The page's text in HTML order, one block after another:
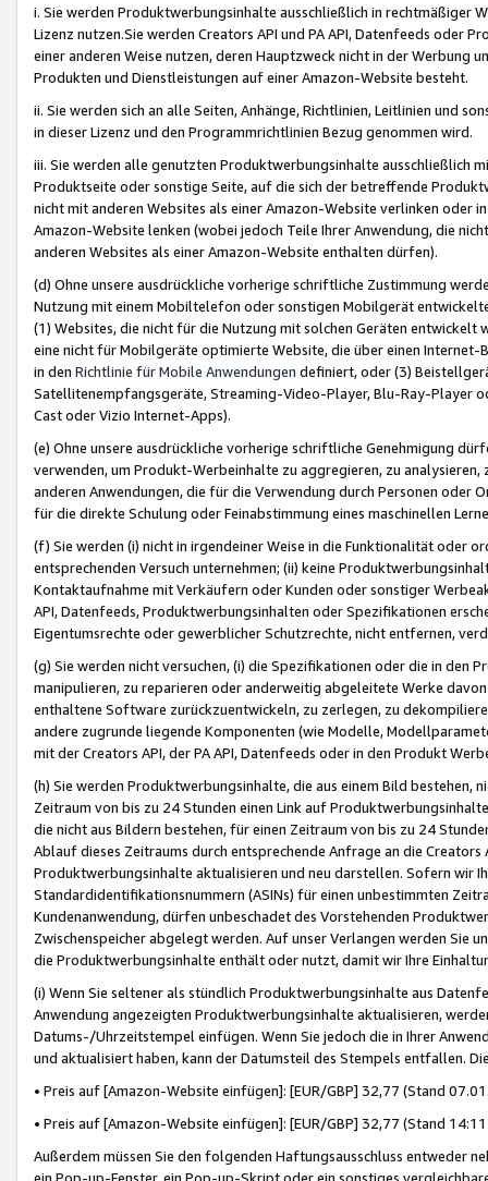
i. Sie werden Produktwerbungsinhalte ausschließlich in rechtmäßiger
Lizenz nutzen.Sie werden Creators API und PA API, Datenfeeds oder
einer anderen Weise nutzen, deren Hauptzweck nicht in der Werbung
Produkten und Dienstleistungen auf einer Amazon-Website besteht.
ii. Sie werden sich an alle Seiten, Anhänge, Richtlinien, Leitlinien und
in dieser Lizenz und den Programmrichtlinien Bezug genommen wird.
iii. Sie werden alle genutzten Produktwerbungsinhalte ausschließlich
Produktseite oder sonstige Seite, auf die sich der betreffende
nicht mit anderen Websites als einer Amazon-Website verlinken oder
Amazon-Website lenken (wobei jedoch Teile Ihrer Anwendung, die
anderen Websites als einer Amazon-Website enthalten dürfen).
(d) Ohne unsere ausdrückliche vorherige schriftliche Zustimmung
Nutzung mit einem Mobiltelefon oder sonstigen Mobilgerät
(1) Websites, die nicht für die Nutzung mit solchen Geräten
eine nicht für Mobilgeräte optimierte Website, die über einen
in den Richtlinie für Mobile Anwendungen definiert, oder (3)
Satellitenempfangsgeräte, Streaming-Video-Player, Blu-Ray-Player
Cast oder Vizio Internet-Apps).
(e) Ohne unsere ausdrückliche vorherige schriftliche Genehmigung
verwenden, um Produkt-Werbeinhalte zu aggregieren, zu
anderen Anwendungen, die für die Verwendung durch Personen
für die direkte Schulung oder Feinabstimmung eines maschinellen
(f) Sie werden (i) nicht in irgendeiner Weise in die Funktionalität oder
entsprechenden Versuch unternehmen; (ii) keine
Kontaktaufnahme mit Verkäufern oder Kunden oder sonstiger
API, Datenfeeds, Produktwerbungsinhalten oder Spezifikationen
Eigentumsrechte oder gewerblicher Schutzrechte, nicht entfernen,
(g) Sie werden nicht versuchen, (i) die Spezifikationen oder die in
manipulieren, zu reparieren oder anderweitig abgeleitete Werke
enthaltene Software zurückzuentwickeln, zu zerlegen, zu
andere zugrunde liegende Komponenten (wie Modelle,
mit der Creators API, der PA API, Datenfeeds oder in den Produkt
(h) Sie werden Produktwerbungsinhalte, die aus einem Bild bestehen,
Zeitraum von bis zu 24 Stunden einen Link auf
die nicht aus Bildern bestehen, für einen Zeitraum von bis zu 24
Ablauf dieses Zeitraums durch entsprechende Anfrage an die
Produktwerbungsinhalte aktualisieren und neu darstellen. Sofern wir
Standardidentifikationsnummern (ASINs) für einen unbestimmten
Kundenanwendung, dürfen unbeschadet des Vorstehenden
Zwischenspeicher abgelegt werden. Auf unser Verlangen werden Sie
die Produktwerbungsinhalte enthält oder nutzt, damit wir Ihre
(i) Wenn Sie seltener als stündlich Produktwerbungsinhalte aus
Anwendung angezeigten Produktwerbungsinhalte aktualisieren,
Datums-/Uhrzeitstempel einfügen. Wenn Sie jedoch die in Ihrer
und aktualisiert haben, kann der Datumsteil des Stempels entfallen.
• Preis auf [Amazon-Website einfügen]: [EUR/GBP] 32,77 (Stand
• Preis auf [Amazon-Website einfügen]: [EUR/GBP] 32,77 (Stand
Außerdem müssen Sie den folgenden Haftungsausschluss entweder
ein Pop-up-Fenster, ein Pop-up-Skript oder ein sonstiges